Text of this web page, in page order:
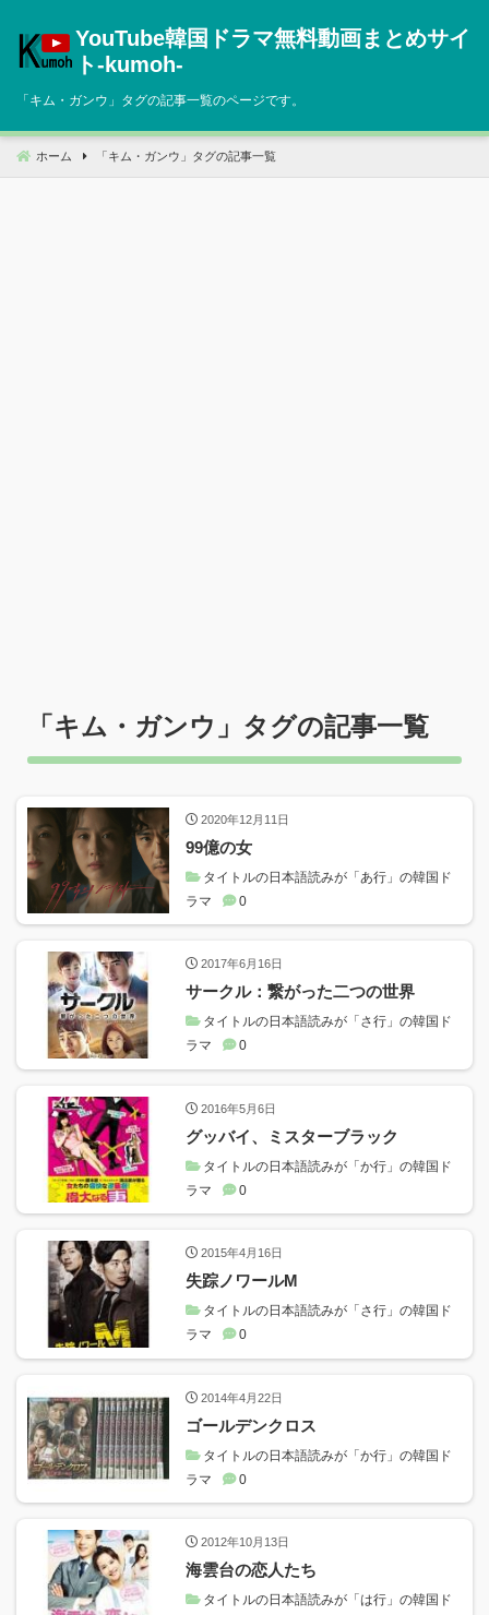
へ
動
YouTube韓国ドラマ無料動画まとめサイ
ト‐kumoh‐
「キム・ガンウ 」タグの記事一覧のページです。
ホーム 「 キム・ガンウ 」タグの記事一覧
「キム・ガンウ 」タグの記事一覧
2020年12月11日
99億の女
タイトルの日本語読みが「あ行」の韓国ド
ラマ
0
2017年6月16日
サークル：繋がった二つの世界
タイトルの日本語読みが「さ行」の韓国ド
ラマ
0
2016年5月6日
グッバイ、ミスターブラック
タイトルの日本語読みが「か行」の韓国ド
ラマ
0
2015年4月16日
失踪ノワールM
タイトルの日本語読みが「さ行」の韓国ド
ラマ
0
2014年4月22日
ゴールデンクロス
タイトルの日本語読みが「か行」の韓国ド
ラマ
0
2012年10月13日
海雲台の恋人たち
タイトルの日本語読みが「は行」の韓国ド